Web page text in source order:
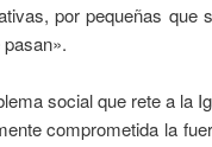
por pequeñas que
social que rete a la
comprometida la